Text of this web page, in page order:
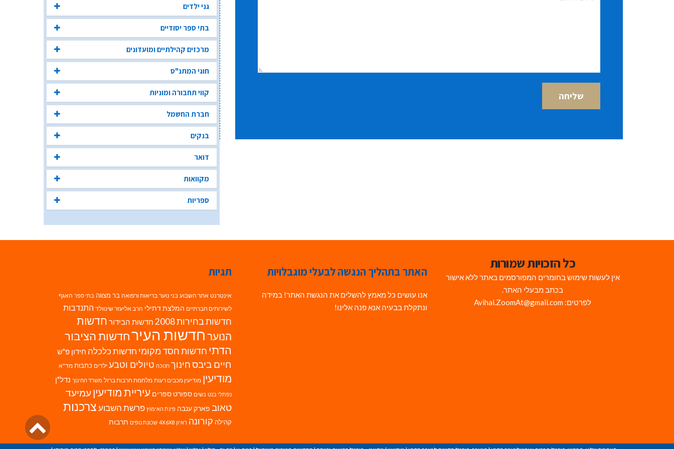
גני ילדים
בתי ספר יסודיים
מרכזים קהילתיים ומועדונים
חוגי המתנ"ס
קווי תחבורה ומוניות
חברת החשמל
בנקים
דואר
מקוואות
ספריות
כל הזכויות שמורות
אין לעשות שימוש בחומרים המפורסמים באתר ללא אישור
בכתב מבעלי האתר.
לפרטים: Avihai.ZoomAt@gmail.com
האתר בתהליך הנגשה לבעלי מוגבלויות
אנו עושים כל מאמץ להשלים את הנגשת האתר! במידה
ונתקלת בבעיה אנא פנה אלינו!
תגיות
אינטרנט אתר השבוע בני נוער בריאות ורפואה בר מצווה בתי ספר האגף
לשירותים חברתיים המלצת דתילי הרב אליעזר שינוולד התנדבות
חדשות בחירות 2008 חדשות הבידור חדשות
הנוערחדשות העירחדשות הציבור
הדתי חדשות חסד מקומי חדשות כלכלה חידון פ"ש
חיים ביבסחינוך חנוכה טיולים וטבע ילדים כתבות מד"א
מודיעין מודיעין מכבים רעות מלחמת חרבות ברזל משרד החינוך נדל"ן
נפתלי בנט נשים ספורט ספרים עיריית מודיעין עמיעד
טאוב פארק ענבה פינת האימוץ פרשת השבועצרכנות
קהילה קורונה ראיון 4X6X8 שכונת נופים תרבות